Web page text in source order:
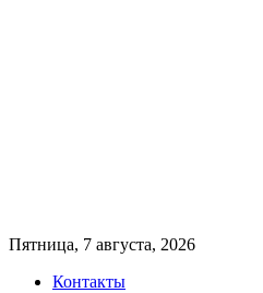
Пятница, 7 августа, 2026
Контакты